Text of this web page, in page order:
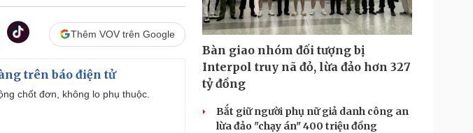
Thêm VOV trên Google
trên báo điện tử
chốt đơn, không lo phụ thuộc.
Bàn giao nhóm đối tượng bị
Interpol truy nã đỏ, lừa đảo hơn 327
tỷ đồng
Bắt giữ người phụ nữ giả danh công an
lừa đảo "chạy án" 400 triệu đồng